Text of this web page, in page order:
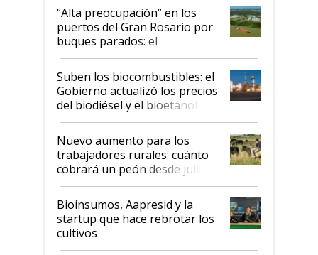
“Alta preocupación” en los
puertos del Gran Rosario por
buques parados: el
funcionamiento de las
exportadoras en tensión tras
la medida de fuerza de los
prácticos
Suben los biocombustibles: el
Gobierno actualizó los precios
del biodiésel y el bioetanol
Nuevo aumento para los
trabajadores rurales: cuánto
cobrará un peón desde julio
Bioinsumos, Aapresid y la
startup que hace rebrotar los
cultivos